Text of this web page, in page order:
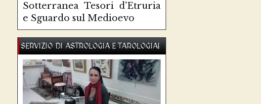
Sotterranea Tesori d'Etruria
e Sguardo sul Medioevo
SERVIZIO DI ASTROLOGIA E TAROLOGIA!